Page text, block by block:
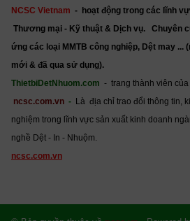
NCSC Vietnam - hoạt động trong các lĩnh
Thương mại - Kỹ thuật & Dịch vụ. Chuyên
ứng các loại MMTB công nghiệp, Dệt may ...
mới & đã qua sử dụng).
ThietbiDetNhuom.com - trang thành viên của
ncsc.com.vn - Là địa chỉ trao đổi thông tin,
nghiệm trong lĩnh vực sản xuất kinh doanh
nghề Dệt - In - Nhuộm.
ncsc.com.vn